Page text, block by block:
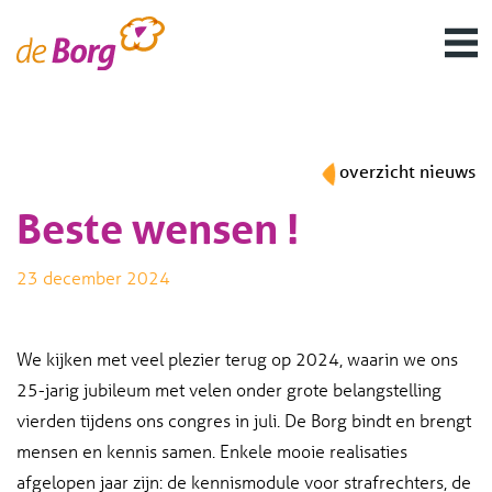
overzicht nieuws
Beste wensen !
23 december 2024
We kijken met veel plezier terug op 2024, waarin we ons
25-jarig jubileum met velen onder grote belangstelling
vierden tijdens ons congres in juli. De Borg bindt en brengt
mensen en kennis samen. Enkele mooie realisaties
afgelopen jaar zijn: de kennismodule voor strafrechters, de